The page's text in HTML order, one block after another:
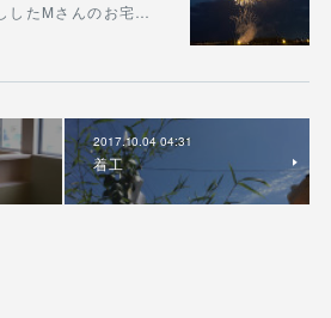
したMさんのお宅…
2017.10.04 04:31
着工